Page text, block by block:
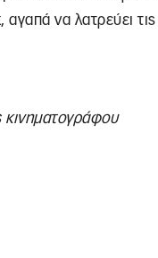
να λατρεύει τις
κινηματογράφου